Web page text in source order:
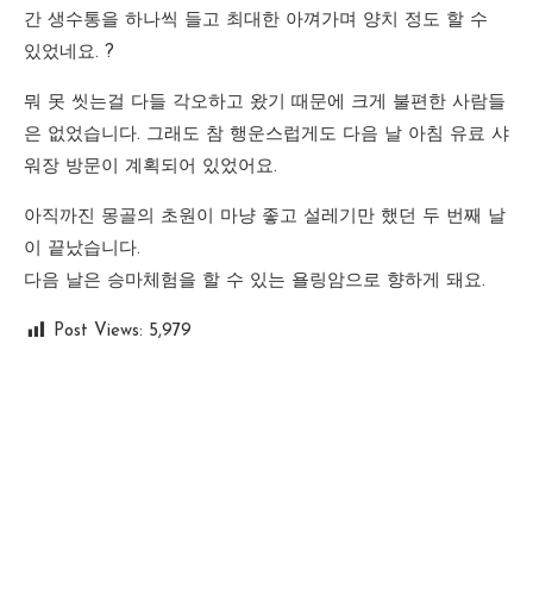
간 생수통을 하나씩 들고 최대한 아껴가며 양치 정도 할 수
있었네요. ?
뭐 못 씻는걸 다들 각오하고 왔기 때문에 크게 불편한 사람들
은 없었습니다. 그래도 참 행운스럽게도 다음 날 아침 유료 샤
워장 방문이 계획되어 있었어요.
아직까진 몽골의 초원이 마냥 좋고 설레기만 했던 두 번째 날
이 끝났습니다.
다음 날은 승마체험을 할 수 있는 욜링암으로 향하게 돼요.
Post Views: 5,979